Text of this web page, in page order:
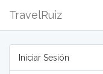
TravelRuiz
Iniciar Sesión